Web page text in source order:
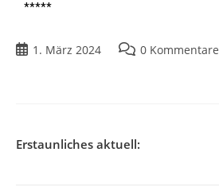
*****
1. März 2024 0 Kommentare
Erstaunliches aktuell: